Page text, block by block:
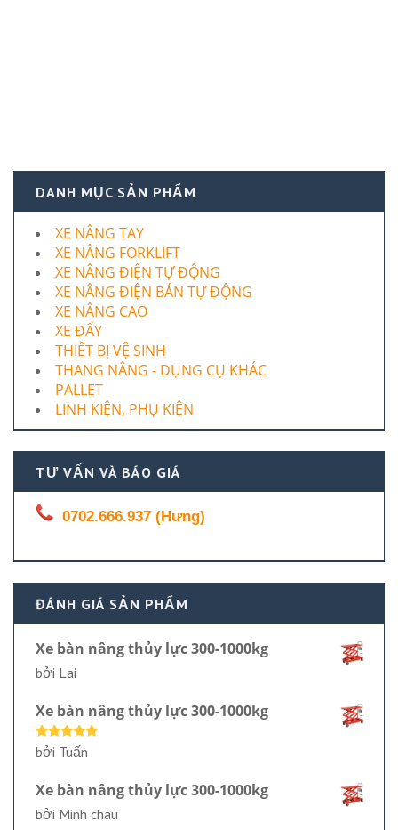
DANH MỤC SẢN PHẨM
XE NÂNG TAY
XE NÂNG FORKLIFT
XE NÂNG ĐIỆN TỰ ĐỘNG
XE NÂNG ĐIỆN BÁN TỰ ĐỘNG
XE NÂNG CAO
XE ĐẨY
THIẾT BỊ VỆ SINH
THANG NÂNG - DỤNG CỤ KHÁC
PALLET
LINH KIỆN, PHỤ KIỆN
TƯ VẤN VÀ BÁO GIÁ
0702.666.937 (Hưng)
ĐÁNH GIÁ SẢN PHẨM
Xe bàn nâng thủy lực 300-1000kg
bởi Lai
Xe bàn nâng thủy lực 300-1000kg
Được xếp
hạng55
bởi Tuấn
Xe bàn nâng thủy lực 300-1000kg
bởi Minh chau